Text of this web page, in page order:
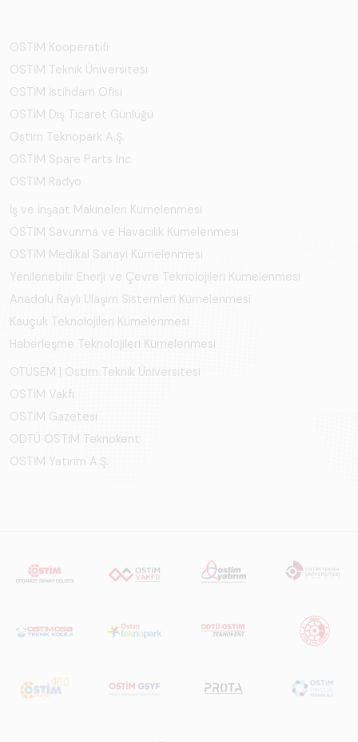
OSTİM Kooperatifi
OSTİM Teknik Üniversitesi
OSTİM İstihdam Ofisi
OSTİM Dış Ticaret Günlüğü
Ostim Teknopark A.Ş.
OSTİM Spare Parts Inc.
OSTİM Radyo
İş ve İnşaat Makineleri Kümelenmesi
OSTİM Savunma ve Havacılık Kümelenmesi
OSTİM Medikal Sanayi Kümelenmesi
Yenilenebilir Enerji ve Çevre Teknolojileri Kümelenmesi
Anadolu Raylı Ulaşım Sistemleri Kümelenmesi
Kauçuk Teknolojileri Kümelenmesi
Haberleşme Teknolojileri Kümelenmesi
OTÜSEM | Ostim Teknik Üniversitesi
OSTİM Vakfı
OSTİM Gazetesi
ODTÜ OSTİM Teknokent
OSTİM Yatırım A.Ş.